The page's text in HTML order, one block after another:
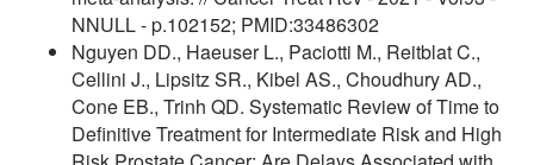
NNULL - p.102152; PMID:33486302
Nguyen DD., Haeuser L., Paciotti M., Reitblat C.,
Cellini J., Lipsitz SR., Kibel AS., Choudhury AD.,
Cone EB., Trinh QD. Systematic Review of Time to
Definitive Treatment for Intermediate Risk and High